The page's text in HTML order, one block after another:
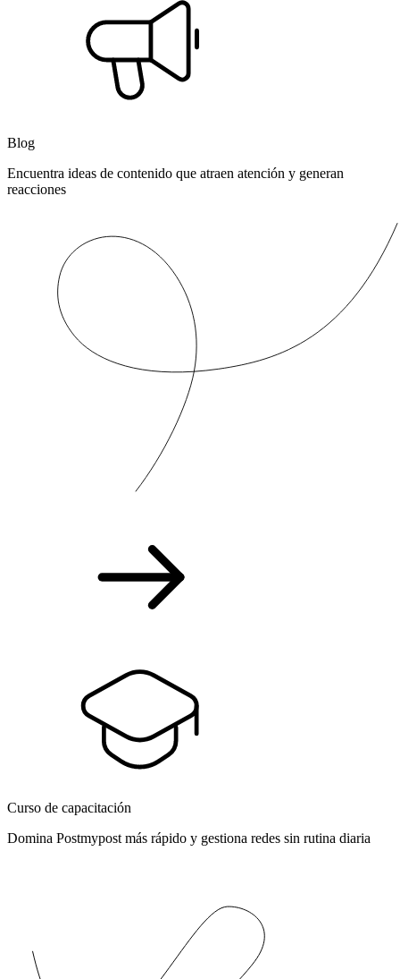
Blog
Encuentra ideas de contenido que atraen atención y generan
reacciones
Curso de capacitación
Domina Postmypost más rápido y gestiona redes sin rutina diaria